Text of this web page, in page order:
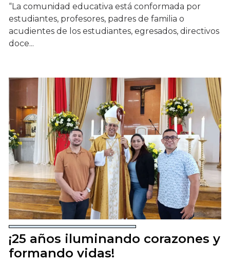
“La comunidad educativa está conformada por
estudiantes, profesores, padres de familia o
acudientes de los estudiantes, egresados, directivos
doce...
¡25 años iluminando corazones y
formando vidas!